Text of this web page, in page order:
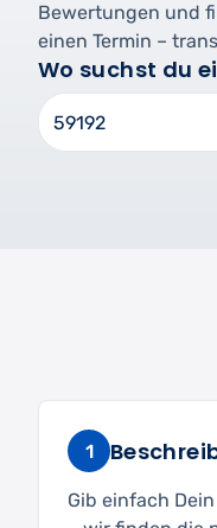
Bewertungen und
einen Termin –
Wo suchst du
1
Gib einfach